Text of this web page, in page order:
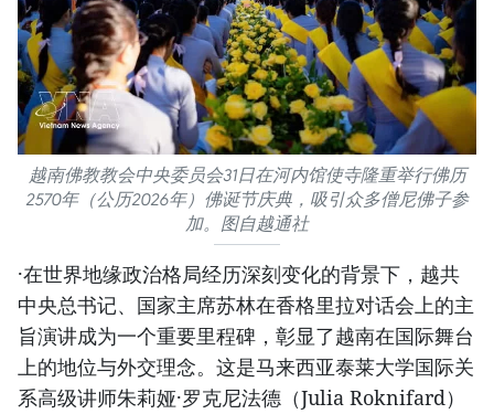
越南佛教教会中央委员会31日在河内馆使寺隆重举行佛历
2570年（公历2026年）佛诞节庆典，吸引众多僧尼佛子参
加。图自越通社
·在世界地缘政治格局经历深刻变化的背景下，越共
中央总书记、国家主席苏林在香格里拉对话会上的主
旨演讲成为一个重要里程碑，彰显了越南在国际舞台
上的地位与外交理念。这是马来西亚泰莱大学国际关
系高级讲师朱莉娅·罗克尼法德（Julia Roknifard）